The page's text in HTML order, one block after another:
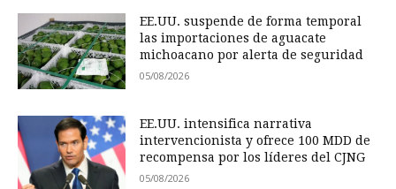
EE.UU. suspende de forma temporal
las importaciones de aguacate
michoacano por alerta de seguridad
05/08/2026
EE.UU. intensifica narrativa
intervencionista y ofrece 100 MDD de
recompensa por los líderes del CJNG
05/08/2026